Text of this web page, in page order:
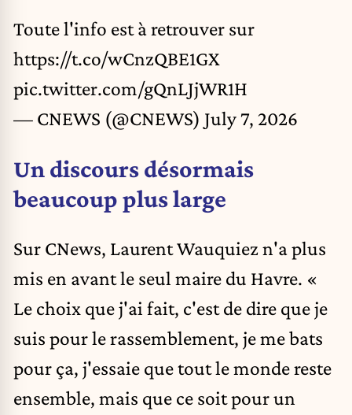
Toute l'info est à retrouver sur
https://t.co/wCnzQBE1GX
pic.twitter.com/gQnLJjWR1H
— CNEWS (@CNEWS) July 7, 2026
Un discours désormais
beaucoup plus large
Sur CNews, Laurent Wauquiez n'a plus
mis en avant le seul maire du Havre. «
Le choix que j'ai fait, c'est de dire que je
suis pour le rassemblement, je me bats
pour ça, j'essaie que tout le monde reste
ensemble, mais que ce soit pour un